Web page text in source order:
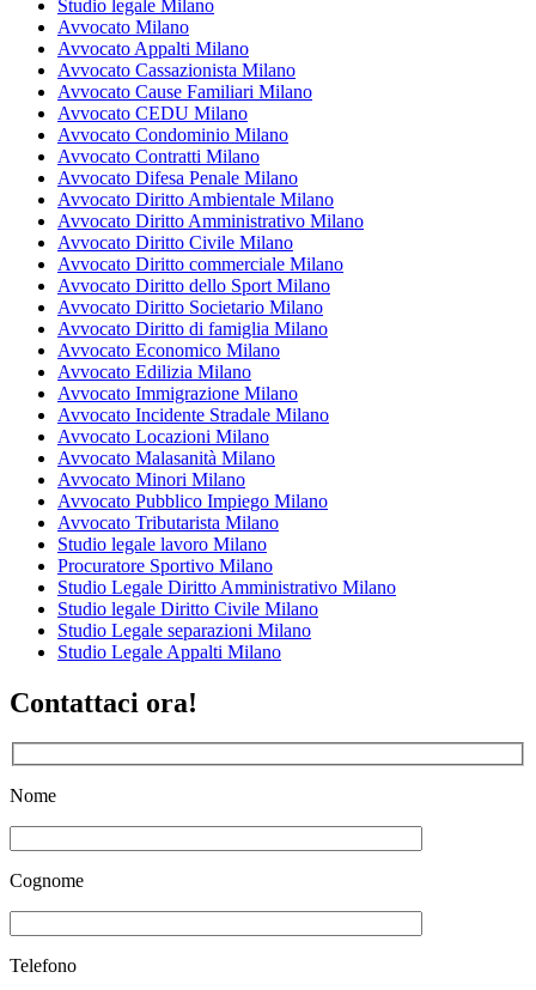
Studio legale Milano
Avvocato Milano
Avvocato Appalti Milano
Avvocato Cassazionista Milano
Avvocato Cause Familiari Milano
Avvocato CEDU Milano
Avvocato Condominio Milano
Avvocato Contratti Milano
Avvocato Difesa Penale Milano
Avvocato Diritto Ambientale Milano
Avvocato Diritto Amministrativo Milano
Avvocato Diritto Civile Milano
Avvocato Diritto commerciale Milano
Avvocato Diritto dello Sport Milano
Avvocato Diritto Societario Milano
Avvocato Diritto di famiglia Milano
Avvocato Economico Milano
Avvocato Edilizia Milano
Avvocato Immigrazione Milano
Avvocato Incidente Stradale Milano
Avvocato Locazioni Milano
Avvocato Malasanità Milano
Avvocato Minori Milano
Avvocato Pubblico Impiego Milano
Avvocato Tributarista Milano
Studio legale lavoro Milano
Procuratore Sportivo Milano
Studio Legale Diritto Amministrativo Milano
Studio legale Diritto Civile Milano
Studio Legale separazioni Milano
Studio Legale Appalti Milano
Contattaci ora!
Nome
Cognome
Telefono